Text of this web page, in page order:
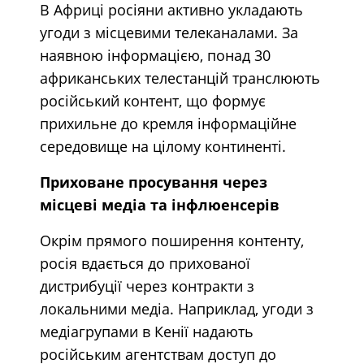
В Африці росіяни активно укладають
угоди з місцевими телеканалами. За
наявною інформацією, понад 30
африканських телестанцій транслюють
російський контент, що формує
прихильне до кремля інформаційне
середовище на цілому континенті.
Приховане просування через
місцеві медіа та інфлюенсерів
Окрім прямого поширення контенту,
росія вдається до прихованої
дистрибуції через контракти з
локальними медіа. Наприклад, угоди з
медіагрупами в Кенії надають
російським агентствам доступ до